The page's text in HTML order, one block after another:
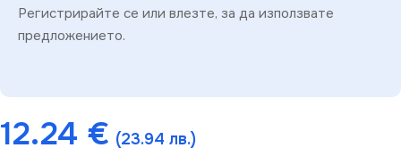
Регистрирайте се или влезте, за да използвате
предложението.
12.24 € (23.94 лв.)